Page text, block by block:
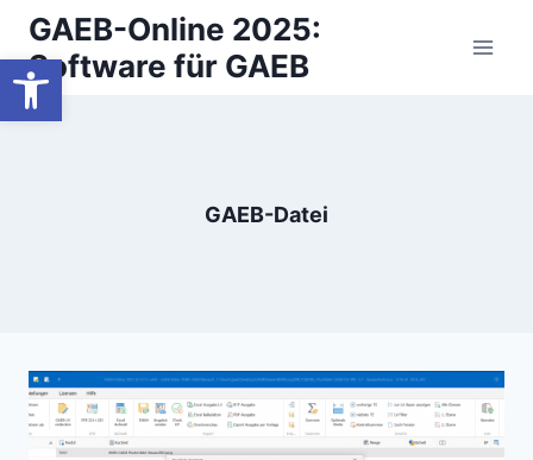
Werkzeugleiste öffnen
Zum
Inhalt
springen
GAEB-Online 2025:
Software für GAEB
GAEB-Datei